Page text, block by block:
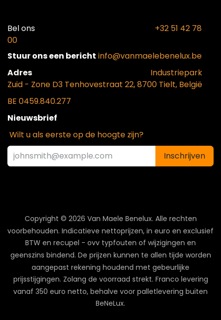
Bel ons​
+32 51 42 78
00
Stuur ons een bericht info@vanmaelebenelux.be
Adr​es
​Industriepark
Zuid - Zone D3 Tenhovestraat 22, 8700 Tielt, België
BE 0459.840.277
Nieuwsbrief
Wilt u als eerste op de hoogte zijn?
Inschrijven
Copyright © 2026 Van Maele Benelux. Alle rechten
voorbehouden. Indicatieve nettoprijzen, in euro en exclusief
BTW en recupel - ovv typfouten of wijzigingen en
geenszins bindend. De prijzen kunnen te allen tijde worden
aangepast rekening houdend met gebeurlijke
prijsstijgingen. Zolang de voorraad strekt. Franco levering
vanaf 350 euro netto, behalve voor palletlevering buiten
BeNeLux.